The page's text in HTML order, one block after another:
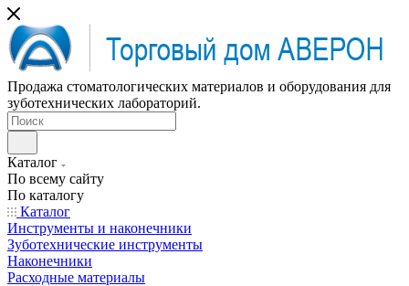
Продажа стоматологических материалов и оборудования для
зуботехнических лабораторий.
Каталог
По всему сайту
По каталогу
Каталог
Инструменты и наконечники
Зуботехнические инструменты
Наконечники
Расходные материалы